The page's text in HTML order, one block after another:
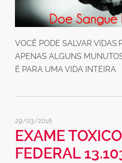
VOCÊ PODE SALVAR
APENAS ALGUNS
É PARA UMA VIDA INTEIRA.
29/03/2016
EXAME
FEDERAL